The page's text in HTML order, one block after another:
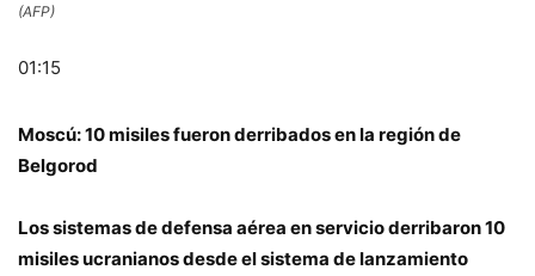
(AFP)
01:15
Moscú: 10 misiles fueron derribados en la región de
Belgorod
Los sistemas de defensa aérea en servicio derribaron 10
misiles ucranianos desde el sistema de lanzamiento